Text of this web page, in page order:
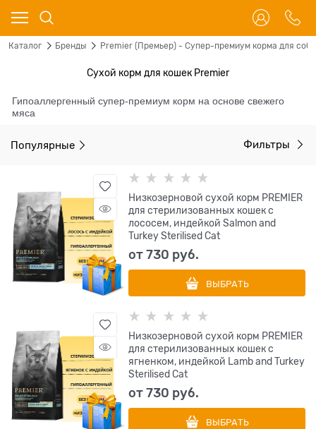
Каталог Бренды Premier (Премьер) - Супер-премиум корма для
Сухой корм для кошек Premier
Гипоаллергенный супер-премиум корм на основе свежего
мяса
Популярные Фильтры
Низкозерновой сухой корм PREMIER
для стерилизованных кошек с
лососем, индейкой Salmon and
Turkey Sterilised Cat
от730 руб.
ВЫБРАТЬ
Низкозерновой сухой корм PREMIER
для стерилизованных кошек с
ягненком, индейкой Lamb and Turkey
Sterilised Cat
от730 руб.
ВЫБРАТЬ